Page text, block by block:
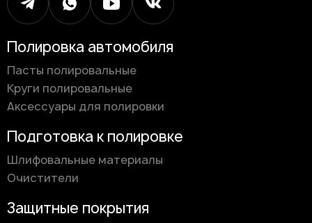
Полировка автомобиля
Пасты полировальные
Круги полировальные
Аксессуары для полировки
Подготовка к полировке
Шлифовальные материалы
Очистители
Защитные покрытия